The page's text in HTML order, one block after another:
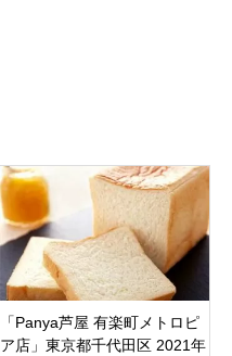
「Panya芦屋 有楽町メトロピ
ア店」東京都千代田区 2021年